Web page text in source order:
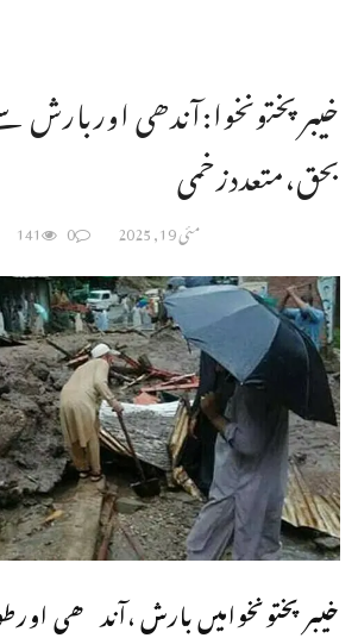
بحق،متعددزخمی
مئی 19, 2025 0
141
خیبرپختونخوامیں بارش ،آندھی